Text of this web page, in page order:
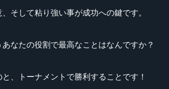
そして粘り強い事が成功への鍵です。
なたの役割で最高なことはなんですか？
、トーナメントで勝利することです！